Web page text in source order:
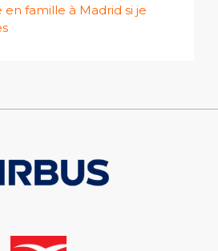
en famille à Madrid si je